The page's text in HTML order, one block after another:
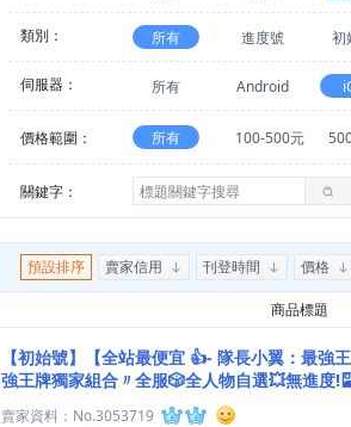
類別： 所有 進度號 初
伺服器： 所有 Android
價格範圍： 所有 100-500元
關鍵字：
預設排序 賣家信用 刊登時間 價格
商品標題
【初始號】【全站最便宜 👍- 隊長小翼：最強
強王牌獨家組合〃全服🎲全人物自選💥無進度
賣家資料： No.3053719